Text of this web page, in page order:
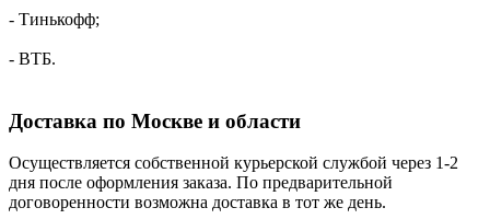
- Тинькофф;
- ВТБ.
Доставка по Москве и области
Осуществляется собственной курьерской службой через 1-2
дня после оформления заказа. По предварительной
договоренности возможна доставка в тот же день.